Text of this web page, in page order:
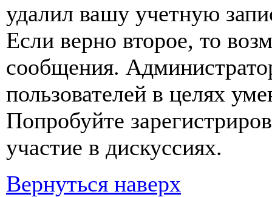
удалил вашу учетную
Если верно второе, то
сообщения.
пользователей в целях
Попробуйте
участие в дискуссиях.
Вернуться наверх